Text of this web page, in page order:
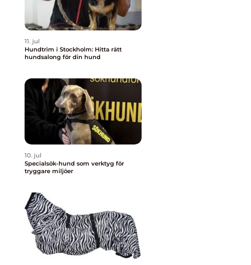
11. jul
Hundtrim i Stockholm: Hitta rätt
hundsalong för din hund
10. jul
Specialsök-hund som verktyg för
tryggare miljöer